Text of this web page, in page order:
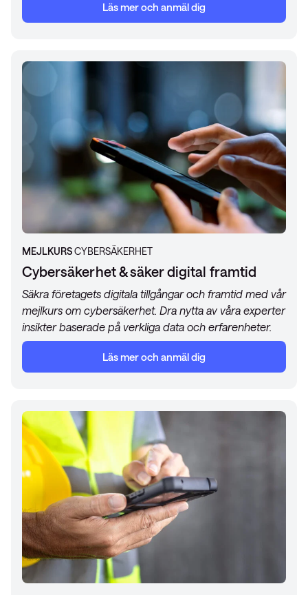
Läs mer och anmäl dig
MEJLKURSCYBERSÄKERHET
Cybersäkerhet & säker digital framtid
Säkra företagets digitala tillgångar och framtid med vår
mejlkurs om cybersäkerhet. Dra nytta av våra experter
insikter baserade på verkliga data och erfarenheter.
Läs mer och anmäl dig